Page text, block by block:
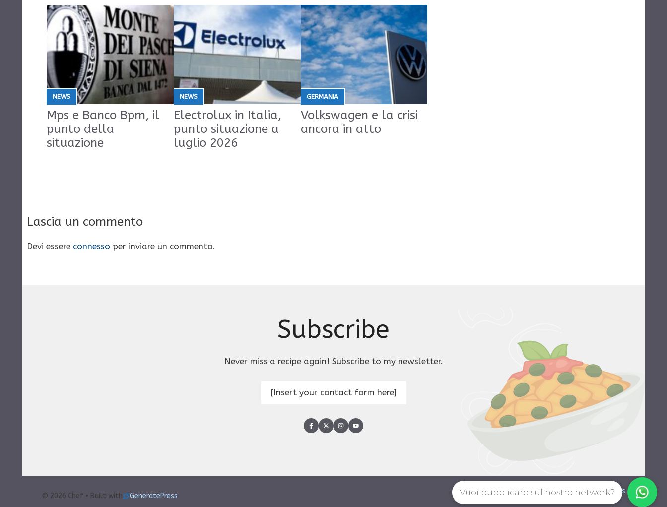
NEWS
Mps e Banco Bpm, il
punto della
situazione
NEWS
Electrolux in Italia,
punto situazione a
luglio 2026
GERMANIA
Volkswagen e la crisi
ancora in atto
Lascia un commento
Devi essere connesso per inviare un commento.
Subscribe
Never miss a recipe again! Subscribe to my newsletter.
[Insert your contact form here]
© 2026 Chef • Built with GeneratePress
Style guidePrivacy policyTerms
Vuoi pubblicare sul nostro network?